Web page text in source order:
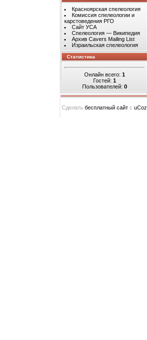
Красноярская спелеология
Комиссия спелеологии и
карстоведения РГО
Сайт УСА
Спелеология — Википедия
Архив Cavers Mailing List
Израильская спелеология
Статистика
Онлайн всего: 1
Гостей: 1
Пользователей: 0
Сделать бесплатный сайт с uCoz